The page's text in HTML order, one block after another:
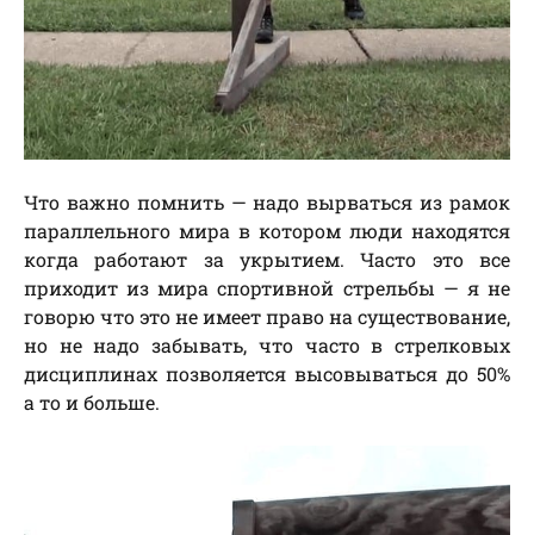
Что важно помнить — надо вырваться из рамок
параллельного мира в котором люди находятся
когда работают за укрытием. Часто это все
приходит из мира спортивной стрельбы — я не
говорю что это не имеет право на существование,
но не надо забывать, что часто в стрелковых
дисциплинах позволяется высовываться до 50%
а то и больше.